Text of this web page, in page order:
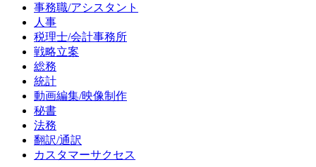
事務職/アシスタント
人事
税理士/会計事務所
戦略立案
総務
統計
動画編集/映像制作
秘書
法務
翻訳/通訳
カスタマーサクセス